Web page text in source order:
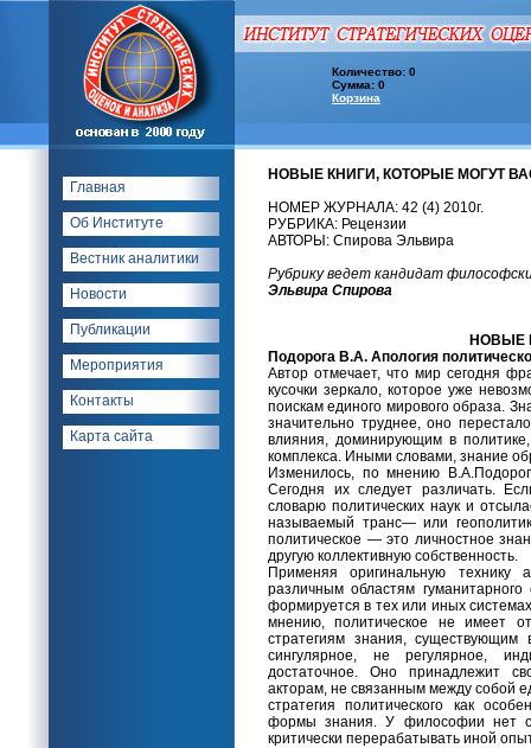
Количество: 0
Сумма: 0
Корзина
Главная
Об Институте
Вестник аналитики
Новости
Публикации
Мероприятия
Контакты
Карта сайта
НОВЫЕ КНИГИ, КОТОРЫЕ МОГУТ
НОМЕР ЖУРНАЛА: 42 (4) 2010г.
РУБРИКА: Рецензии
АВТОРЫ: Спирова Эльвира
Рубрику ведет кандидат
Эльвира Спирова
НОВЫЕ
Подорога В.А. Апология
Автор отмечает, что мир сегодня
кусочки зеркало, которое уже
поискам единого мирового образа.
значительно труднее, оно
влияния, доминирующим в политике,
комплекса. Иными словами, знание
Изменилось, по мнению
Сегодня их следует различать.
словарю политических наук и
называемый транс— или
политическое — это личностное
другую коллективную собственность.
Применяя оригинальную технику
различным областям
формируется в тех или иных
мнению, политическое не имеет
стратегиям знания,
сингулярное, не регулярное,
достаточное. Оно принадлежит
акторам, не связанным между собой
стратегия политического как
формы знания. У философии нет
критически перерабатывать иной